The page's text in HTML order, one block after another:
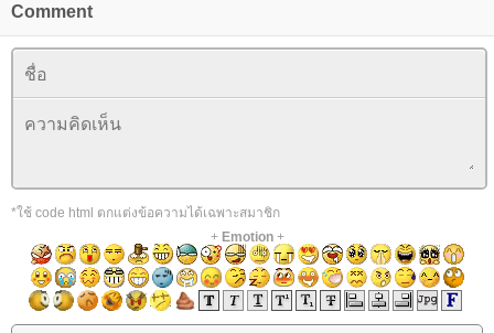
Comment
*ใช้ code html ตกแต่งข้อความได้เฉพาะสมาชิก
+ Emotion+